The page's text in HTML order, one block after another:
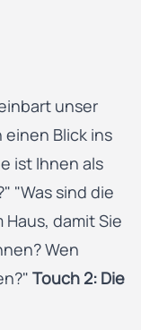
unser
einen Blick ins
ist Ihnen als
"Was sind die
damit Sie
Wen
Touch 2: Die